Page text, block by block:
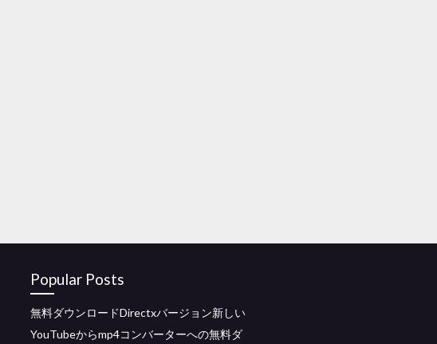
Popular Posts
無料ダウンロードDirectxバージョン新しい
YouTubeからmp4コンバーターへの無料ダ